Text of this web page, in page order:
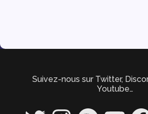
Suivez-nous sur Twitter,
Youtube…
Twitter InstagramSpotify YouTube